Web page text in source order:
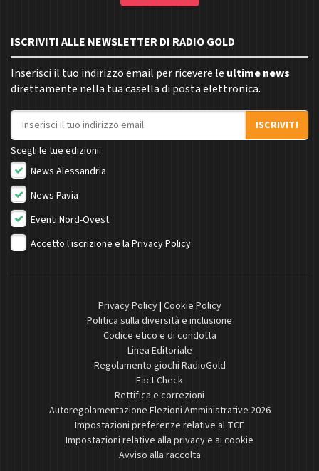
ISCRIVITI ALLE NEWSLETTER DI RADIO GOLD
Inserisci il tuo indirizzo email per ricevere le ultime news
direttamente nella tua casella di posta elettronica.
Indirizzo email
ISCRIVITI
Scegli le tue edizioni:
News Alessandria
News Pavia
Eventi Nord-Ovest
Accetto l'iscrizione e la Privacy Policy
Privacy Policy| Cookie Policy
Politica sulla diversità e inclusione
Codice etico e di condotta
Linea Editoriale
Regolamento giochi RadioGold
Fact Check
Rettifica e correzioni
Autoregolamentazione Elezioni Amministrative 2026
Impostazioni preferenze relative al TCF
Impostazioni relative alla privacy e ai cookie
Avviso alla raccolta